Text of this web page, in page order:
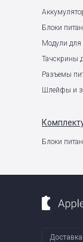
Блоки
Модули для
Тачскрины
Разъемы
Шлейфы и
Блоки
Доставка